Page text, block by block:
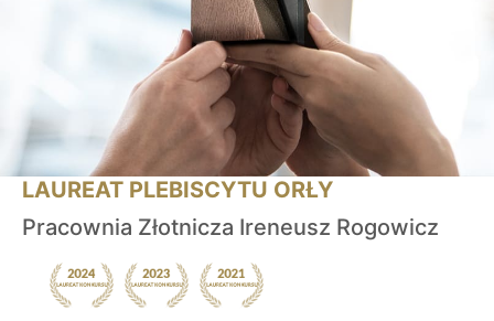
LAUREAT PLEBISCYTU ORŁY
Pracownia Złotnicza Ireneusz Rogowicz